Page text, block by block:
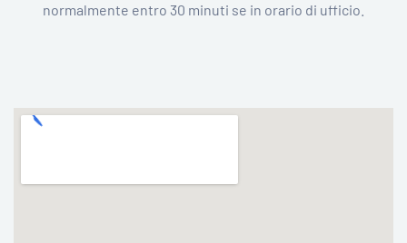
normalmente entro 30 minuti se in orario di ufficio.